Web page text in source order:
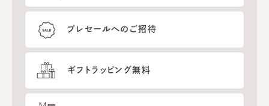
プレセールへのご招待
ギフトラッピング無料